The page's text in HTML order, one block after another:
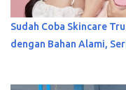
Sudah Coba Skincare
dengan Bahan Alami,